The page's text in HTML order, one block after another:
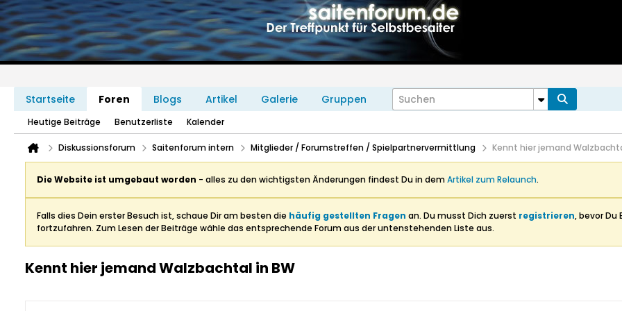
Startseite Foren Blogs Artikel Galerie Gruppen
Heutige Beiträge Benutzerliste Kalender
Diskussionsforum Saitenforum intern Mitglieder / Forumstreffen / Spielpartnervermittlung Kennt hier jemand
Die Website ist umgebaut worden - alles zu den wichtigsten Änderungen findest Du in demArtikel zum Relaunch.
Falls dies Dein erster Besuch ist, schaue Dir am besten die häufig gestellten Fragen an. Du musst Dich zuerst registrieren, bevor Du
fortzufahren. Zum Lesen der Beiträge wähle das entsprechende Forum aus der untenstehenden Liste aus.
Kennt hier jemand Walzbachtal in BW